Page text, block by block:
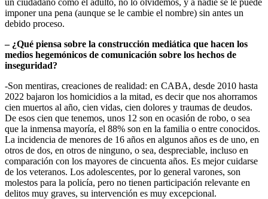
imponer una pena (aunque se le cambie el nombre) sin antes un
debido proceso.
– ¿Qué piensa sobre la construcción mediática que hacen los
medios hegemónicos de comunicación sobre los hechos de
inseguridad?
-Son mentiras, creaciones de realidad: en CABA, desde 2010 hasta
2022 bajaron los homicidios a la mitad, es decir que nos ahorramos
cien muertos al año, cien vidas, cien dolores y traumas de deudos.
De esos cien que tenemos, unos 12 son en ocasión de robo, o sea
que la inmensa mayoría, el 88% son en la familia o entre conocidos.
La incidencia de menores de 16 años en algunos años es de uno, en
otros de dos, en otros de ninguno, o sea, despreciable, incluso en
comparación con los mayores de cincuenta años. Es mejor cuidarse
de los veteranos. Los adolescentes, por lo general varones, son
molestos para la policía, pero no tienen participación relevante en
delitos muy graves, su intervención es muy excepcional.